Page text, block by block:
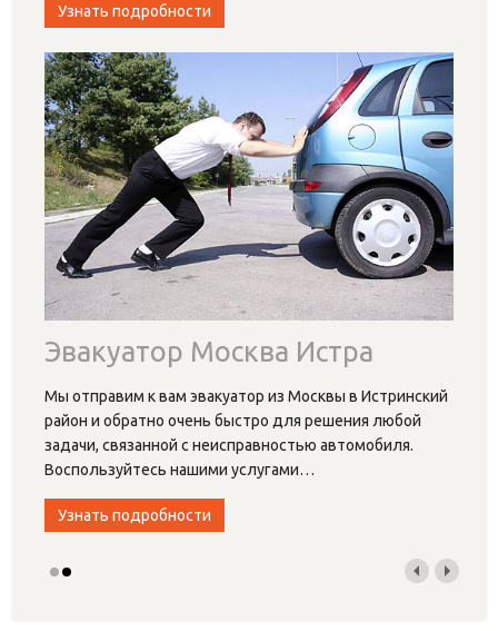
Узнать подробности
Эвакуатор Москва Истра
Мы отправим к вам эвакуатор из Москвы в Истринский
район и обратно очень быстро для решения любой
задачи, связанной с неисправностью автомобиля.
Воспользуйтесь нашими услугами…
Узнать подробности